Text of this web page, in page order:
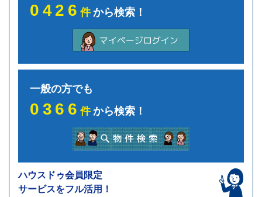
0426件から検索！
一般の方でも
0366件から検索！
ハウスドゥ会員限定
サービスをフル活用！